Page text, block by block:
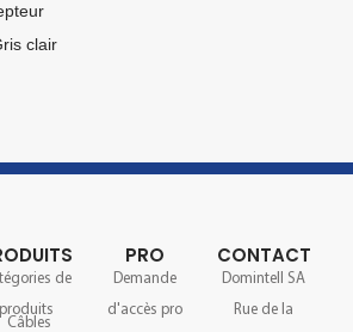
clair
de
produits
Câbles
PRO
Demande
d'accès pro
CONTACT
Domintell SA
Rue de la